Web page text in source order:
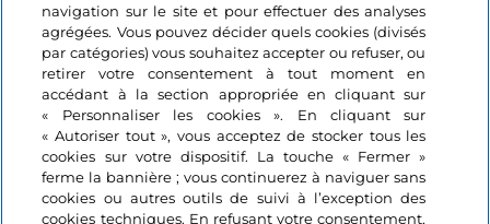
Suivez-nous
navigation sur le site et pour effectuer des analyses
agrégées. Vous pouvez décider quels cookies (divisés
par catégories) vous souhaitez accepter ou refuser, ou
retirer votre consentement à tout moment en
accédant à la section appropriée en cliquant sur
« Personnaliser les cookies ». En cliquant sur
« Autoriser tout », vous acceptez de stocker tous les
cookies sur votre dispositif. La touche « Fermer »
ferme la bannière ; vous continuerez à naviguer sans
cookies ou autres outils de suivi à l’exception des
cookies techniques. En refusant votre consentement,